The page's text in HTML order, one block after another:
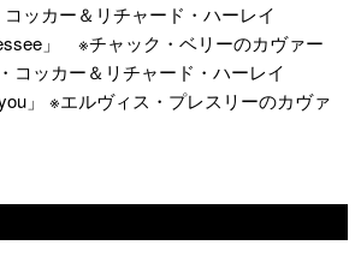
ッカー＆リチャード・ハーレイ
」 ※チャック・ベリーのカヴァー
コッカー＆リチャード・ハーレイ
」 ※エルヴィス・プレスリーのカヴァ